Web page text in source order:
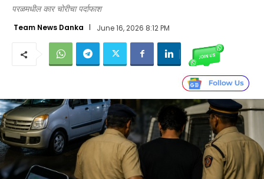
परळमधील कार चोरीचा पर्दाफाश
Team News Danka June 16, 2026 8:12 PM